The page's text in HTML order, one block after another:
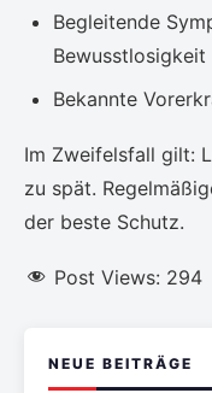
Begleitende
Bekannte
Im Zweifelsfall gilt:
zu spät.
der beste Schutz.
Post Views: 294
NEUE BEITRÄGE